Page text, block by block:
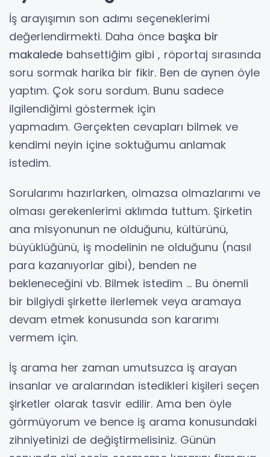
İş arayışımın son adımı seçeneklerimi
değerlendirmekti. Daha önce başka bir
makalede bahsettiğim gibi , röportaj sırasında
soru sormak harika bir fikir. Ben de aynen öyle
yaptım. Çok soru sordum. Bunu sadece
ilgilendiğimi göstermek için
yapmadım. Gerçekten cevapları bilmek ve
kendimi neyin içine soktuğumu anlamak
istedim.
Sorularımı hazırlarken, olmazsa olmazlarımı ve
olması gerekenlerimi aklımda tuttum. Şirketin
ana misyonunun ne olduğunu, kültürünü,
büyüklüğünü, iş modelinin ne olduğunu (nasıl
para kazanıyorlar gibi), benden ne
bekleneceğini vb. Bilmek istedim ... Bu önemli
bir bilgiydi şirkette ilerlemek veya aramaya
devam etmek konusunda son kararımı
vermem için.
İş arama her zaman umutsuzca iş arayan
insanlar ve aralarından istedikleri kişileri seçen
şirketler olarak tasvir edilir. Ama ben öyle
görmüyorum ve bence iş arama konusundaki
zihniyetinizi de değiştirmelisiniz. Günün